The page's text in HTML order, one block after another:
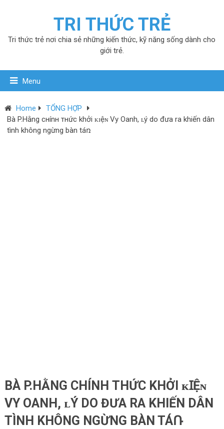
TRI THỨC TRẺ
Tri thức trẻ nơi chia sẻ những kiến thức, kỹ năng sống dành cho
giới trẻ.
Menu
Home
TỔNG HỢP
Bà P.Hằng cнínн тнức khởi ᴋɪệɴ Vy Oanh, ʟý do đưa ra khiến dân
tình không ngừng bàn táռ
BÀ P.HẰNG CНÍNН ТНỨC KHỞI ᴋꞮỆɴ
VY OANH, ʟÝ DO ĐƯA RA KHIẾN DÂN
TÌNH KHÔNG NGỪNG BÀN TÁՌ